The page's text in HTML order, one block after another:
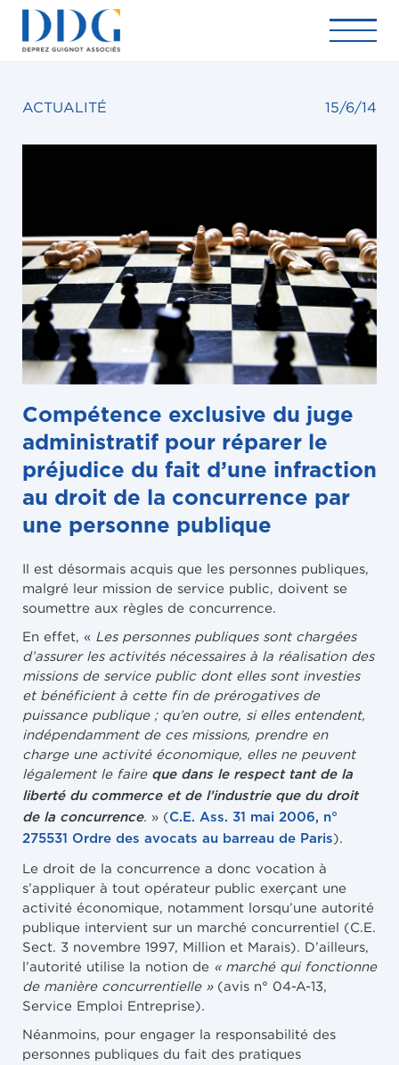
ACTUALITÉ 15/6/14
Compétence exclusive du juge
administratif pour réparer le
préjudice du fait d’une infraction
au droit de la concurrence par
une personne publique
Il est désormais acquis que les personnes publiques,
malgré leur mission de service public, doivent se
soumettre aux règles de concurrence.
En effet, « Les personnes publiques sont chargées
d’assurer les activités nécessaires à la réalisation des
missions de service public dont elles sont investies
et bénéficient à cette fin de prérogatives de
puissance publique ; qu’en outre, si elles entendent,
indépendamment de ces missions, prendre en
charge une activité économique, elles ne peuvent
légalement le faire que dans le respect tant de la
liberté du commerce et de l’industrie que du droit
de la concurrence. » (C.E. Ass. 31 mai 2006, n°
275531 Ordre des avocats au barreau de Paris).
Le droit de la concurrence a donc vocation à
s’appliquer à tout opérateur public exerçant une
activité économique, notamment lorsqu’une autorité
publique intervient sur un marché concurrentiel (C.E.
Sect. 3 novembre 1997, Million et Marais). D’ailleurs,
l’autorité utilise la notion de « marché qui fonctionne
de manière concurrentielle » (avis n° 04-A-13,
Service Emploi Entreprise)
Néanmoins, pour engager la responsabilité des
personnes publiques du fait des pratiques